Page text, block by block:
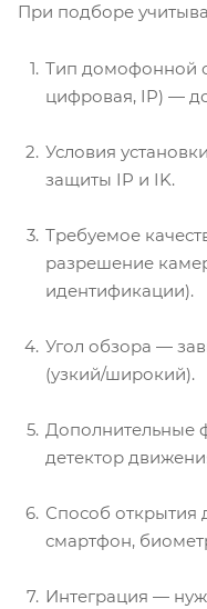
При подборе
Тип домофонной
цифровая, IP) —
Условия
защиты IP и IK.
Требуемое
разрешение
идентификации).
Угол обзора —
(узкий/широкий).
Дополнительные
детектор
Способ открытия
смартфон,
Интеграция —